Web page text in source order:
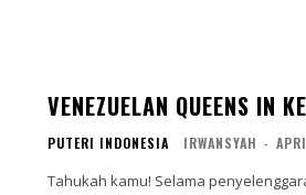
VENEZUELAN QUEENS IN
PUTERI INDONESIA IRWANSYAH -
Tahukah kamu! Selama